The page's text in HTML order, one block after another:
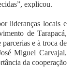
explicou.
lideranças locais e
de Tarapacá,
e à troca de
Miguel Carvajal,
da cooperação